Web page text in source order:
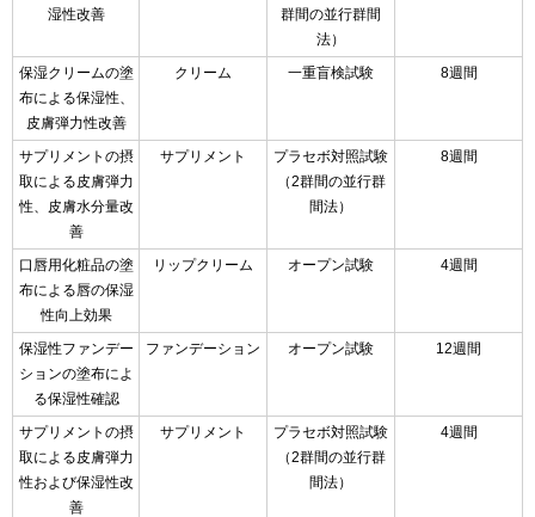
湿性改善
群間の並行群間
法）
保湿クリームの塗
布による保湿性、
皮膚弾力性改善
クリーム 一重盲検試験 8週間
サプリメントの摂
取による皮膚弾力
性、皮膚水分量改
善
サプリメント
プラセボ対照試験
（2群間の並行群
間法）
8週間
口唇用化粧品の塗
布による唇の保湿
性向上効果
リップクリーム オープン試験 4週間
保湿性ファンデー
ションの塗布によ
る保湿性確認
ファンデーション オープン試験 12週間
サプリメントの摂
取による皮膚弾力
性および保湿性改
善
サプリメント
プラセボ対照試験
（2群間の並行群
間法）
4週間